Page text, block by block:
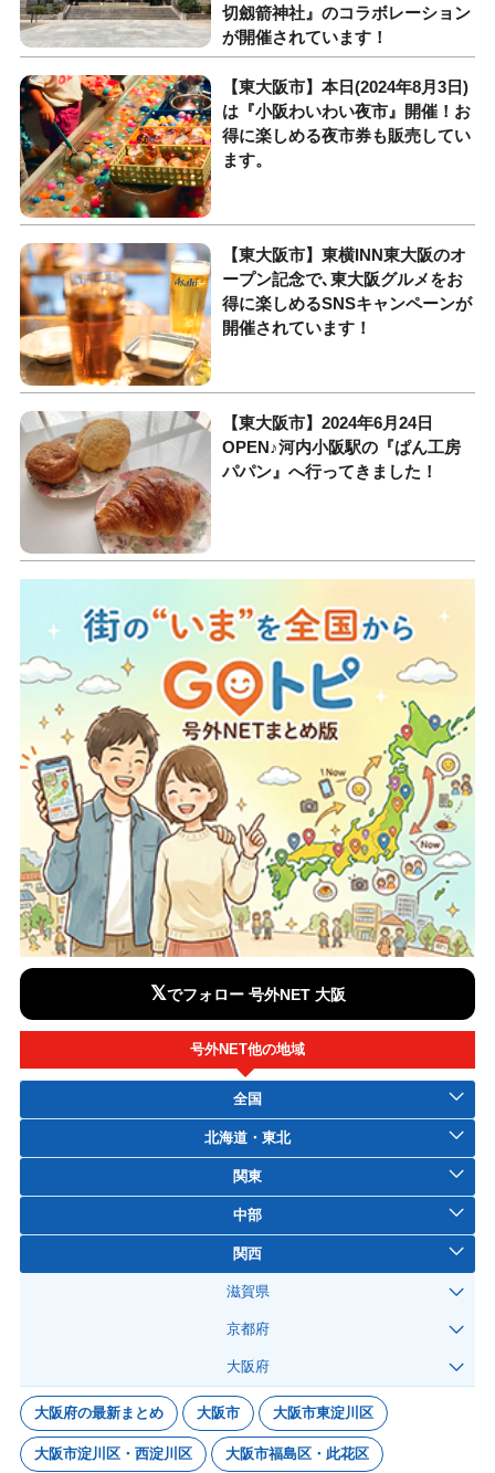
切劔箭神社』のコラボレーション
が開催されています！
【東大阪市】本日(2024年8月3日)
は『小阪わいわい夜市』開催！お
得に楽しめる夜市券も販売してい
ます。
【東大阪市】東横INN東大阪のオ
ープン記念で､東大阪グルメをお
得に楽しめるSNSキャンペーンが
開催されています！
【東大阪市】2024年6月24日
OPEN♪河内小阪駅の『ぱん工房
パパン』へ行ってきました！
𝕏でフォロー 号外NET 大阪
号外NET他の地域
全国
北海道・東北
関東
中部
関西
滋賀県
京都府
大阪府
大阪府の最新まとめ 大阪市 大阪市東淀川区
大阪市淀川区・西淀川区 大阪市福島区・此花区